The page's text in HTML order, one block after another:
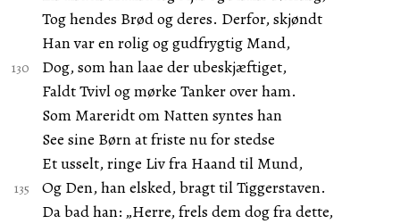
Tog hendes Brød og deres. Derfor, skjøndt
Han var en rolig og gudfrygtig Mand,
Dog, som han laae der ubeskjæftiget,
Faldt Tvivl og mørke Tanker over ham.
Som Mareridt om Natten syntes han
See sine Børn at friste nu for stedse
Et usselt, ringe Liv fra Haand til Mund,
Og Den, han elsked, bragt til Tiggerstaven.
Da bad han: „Herre, frels dem dog fra dette,